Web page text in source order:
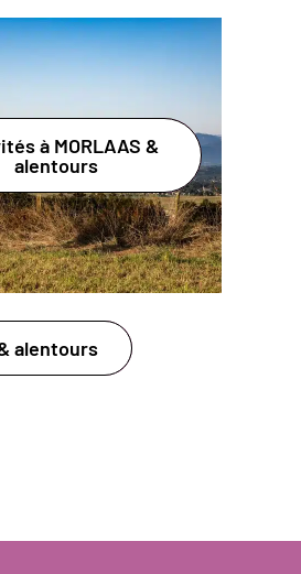
à MORLAAS &
alentours
alentours